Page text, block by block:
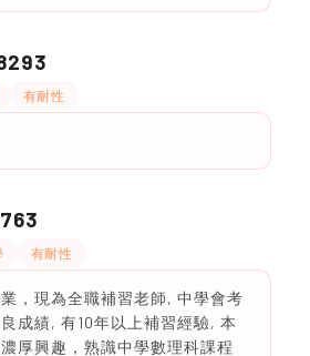
有耐性
有耐性
，現為全職補習老師, 中學會考
成績, 有10年以上補習經驗, 本
厚興趣，熟識中學數理科課程